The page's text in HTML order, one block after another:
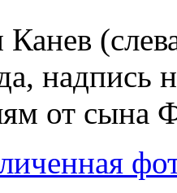
надпись
от сына